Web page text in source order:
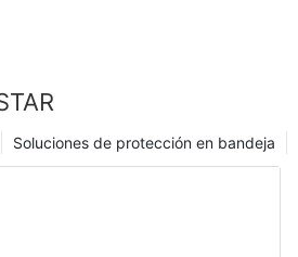
Soluciones de protección en bandeja